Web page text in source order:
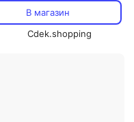
В магазин
Cdek.shopping